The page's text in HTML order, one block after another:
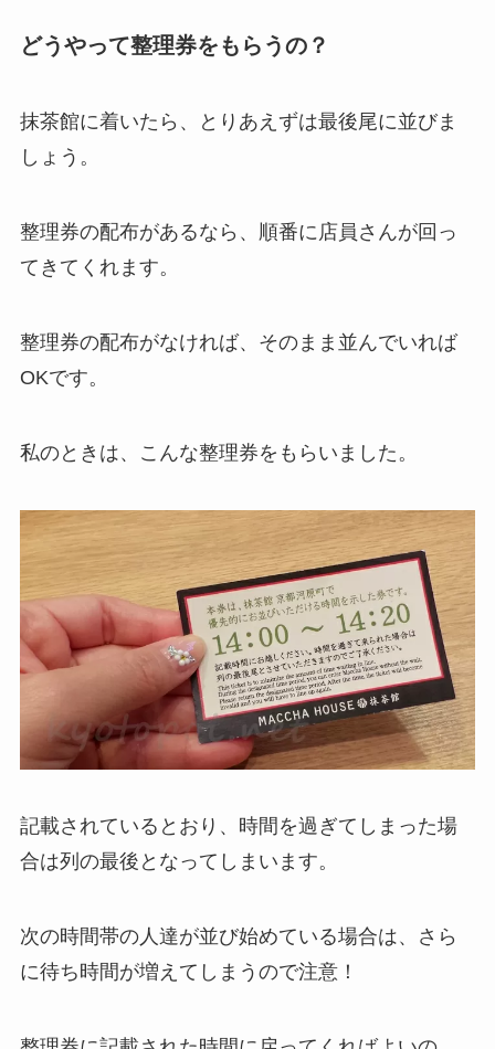
どうやって整理券をもらうの？
抹茶館に着いたら、とりあえずは最後尾に並びま
しょう。
整理券の配布があるなら、順番に店員さんが回っ
てきてくれます。
整理券の配布がなければ、そのまま並んでいれば
OKです。
私のときは、こんな整理券をもらいました。
記載されているとおり、時間を過ぎてしまった場
合は列の最後となってしまいます。
次の時間帯の人達が並び始めている場合は、さら
に待ち時間が増えてしまうので注意！